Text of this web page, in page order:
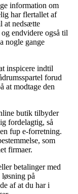
information om
har flertallet af
at nedsætte
endvidere også til
nogle gange
inspicere indtil
forud
at modtage den
butik tilbyder
fordelagtig, så
fup e-forretning.
som
firmaer.
betalinger med
på
af at du har i